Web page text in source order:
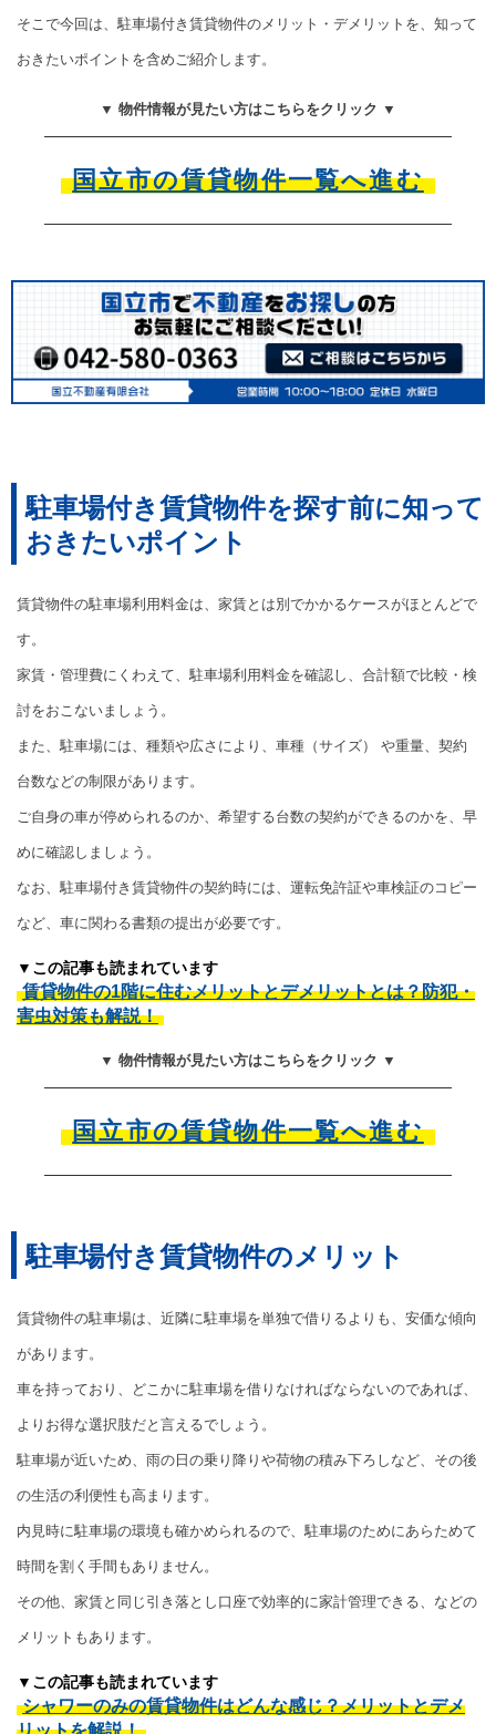
そこで今回は、駐車場付き賃貸物件のメリット・デメリットを、知って
おきたいポイントを含めご紹介します。
▼ 物件情報が見たい方はこちらをクリック ▼
国立市の賃貸物件一覧へ進む
駐車場付き賃貸物件を探す前に知って
おきたいポイント
賃貸物件の駐車場利用料金は、家賃とは別でかかるケースがほとんどで
す。
家賃・管理費にくわえて、駐車場利用料金を確認し、合計額で比較・検
討をおこないましょう。
また、駐車場には、種類や広さにより、車種（サイズ） や重量、契約
台数などの制限があります。
ご自身の車が停められるのか、希望する台数の契約ができるのかを、早
めに確認しましょう。
なお、駐車場付き賃貸物件の契約時には、運転免許証や車検証のコピー
など、車に関わる書類の提出が必要です。
▼この記事も読まれています
賃貸物件の1階に住むメリットとデメリットとは？防犯・
害虫対策も解説！
▼ 物件情報が見たい方はこちらをクリック ▼
国立市の賃貸物件一覧へ進む
駐車場付き賃貸物件のメリット
賃貸物件の駐車場は、近隣に駐車場を単独で借りるよりも、安価な傾向
があります。
車を持っており、どこかに駐車場を借りなければならないのであれば、
よりお得な選択肢だと言えるでしょう。
駐車場が近いため、雨の日の乗り降りや荷物の積み下ろしなど、その後
の生活の利便性も高まります。
内見時に駐車場の環境も確かめられるので、駐車場のためにあらためて
時間を割く手間もありません。
その他、家賃と同じ引き落とし口座で効率的に家計管理できる、などの
メリットもあります。
▼この記事も読まれています
シャワーのみの賃貸物件はどんな感じ？メリットとデメ
リットを解説！